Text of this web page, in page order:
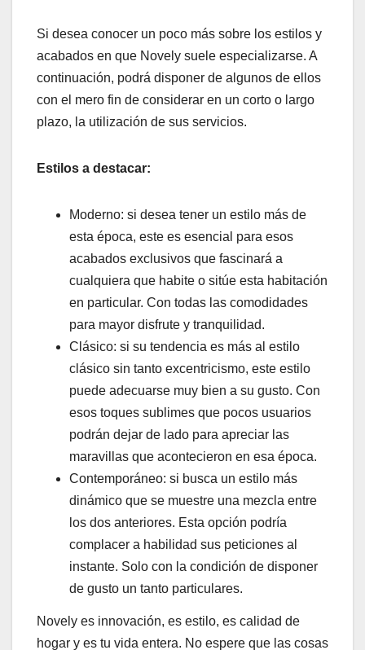
Si desea conocer un poco más sobre los estilos y
acabados en que Novely suele especializarse. A
continuación, podrá disponer de algunos de ellos
con el mero fin de considerar en un corto o largo
plazo, la utilización de sus servicios.
Estilos a destacar:
Moderno: si desea tener un estilo más de
esta época, este es esencial para esos
acabados exclusivos que fascinará a
cualquiera que habite o sitúe esta habitación
en particular. Con todas las comodidades
para mayor disfrute y tranquilidad.
Clásico: si su tendencia es más al estilo
clásico sin tanto excentricismo, este estilo
puede adecuarse muy bien a su gusto. Con
esos toques sublimes que pocos usuarios
podrán dejar de lado para apreciar las
maravillas que acontecieron en esa época.
Contemporáneo: si busca un estilo más
dinámico que se muestre una mezcla entre
los dos anteriores. Esta opción podría
complacer a habilidad sus peticiones al
instante. Solo con la condición de disponer
de gusto un tanto particulares.
Novely es innovación, es estilo, es calidad de
hogar y es tu vida entera. No espere que las cosas